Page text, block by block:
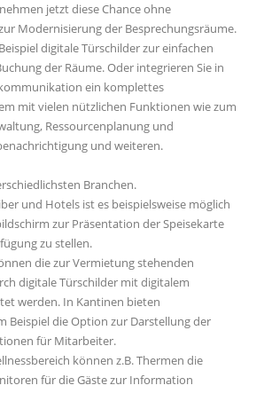
jetzt diese Chance ohne
Modernisierung der Besprechungsräume.
digitale Türschilder zur einfachen
der Räume. Oder integrieren Sie in
ein komplettes
mit vielen nützlichen Funktionen wie zum
Ressourcenplanung und
und weiteren.
Branchen.
und Hotels ist es beispielsweise möglich
zur Präsentation der Speisekarte
zu stellen.
die zur Vermietung stehenden
digitale Türschilder mit digitalem
werden. In Kantinen bieten
Beispiel die Option zur Darstellung der
für Mitarbeiter.
können z.B. Thermen die
für die Gäste zur Information